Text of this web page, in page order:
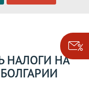
НАЛОГИ НА